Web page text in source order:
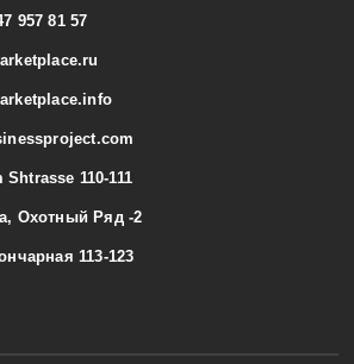
957 81 57
110-111
Охотный Ряд -2
113-123